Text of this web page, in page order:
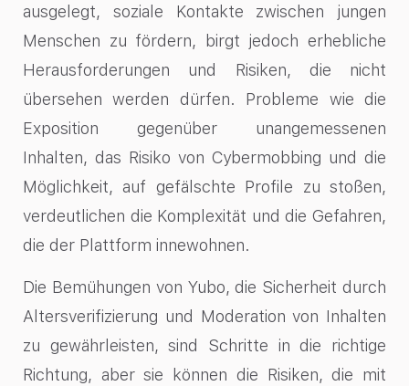
ausgelegt, soziale Kontakte zwischen jungen
Menschen zu fördern, birgt jedoch erhebliche
Herausforderungen und Risiken, die nicht
übersehen werden dürfen. Probleme wie die
Exposition gegenüber unangemessenen
Inhalten, das Risiko von Cybermobbing und die
Möglichkeit, auf gefälschte Profile zu stoßen,
verdeutlichen die Komplexität und die Gefahren,
die der Plattform innewohnen.
Die Bemühungen von Yubo, die Sicherheit durch
Altersverifizierung und Moderation von Inhalten
zu gewährleisten, sind Schritte in die richtige
Richtung, aber sie können die Risiken, die mit